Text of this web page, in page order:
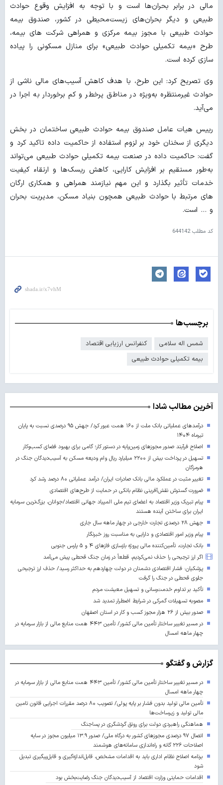
مالی در برابر بحران‌ها است و با توجه به افزایش وقوع حوادث
طبیعی و دیگر بحران‌های زیست‌محیطی در کشور، صندوق بیمه
حوادث طبیعی با مجوز بیمه مرکزی و همراهی شرکت های بیمه،
طرح «بیمه تکمیلی حوادث طبیعی» برای منازل مسکونی را پیاده
سازی کرده است.
وی تصریح کرد: این طرح، با هدف کاهش آسیب‌های مالی ناشی از
حوادث غیرمنتظره به‌ویژه در مناطق پرخطر و کم برخوردار به اجرا در
می‌آید.
رییس هیات عامل صندوق بیمه حوادث طبیعی ساختمان در بخش
دیگری از سخنان خود بر لزوم استفاده از حاکمیت داده تاکید کرد و
گفت: حاکمیت داده در صنعت بیمه تکمیلی حوادث طبیعی می‌تواند
به‌طور مستقیم بر افزایش کارایی، کاهش ریسک‌ها و ارتقاء کیفیت
خدمات تأثیر بگذارد و این مهم نیازمند همراهی و همکاری ارگان
های مرتبط با حوادث طبیعی همچون بنیاد مسکن، مدیریت بحران
و … است.
کد مطلب644142
برچسب‌ها
شمس اله سلامی
کنفرانس ارزیابی اقتصاد
بیمه تکمیلی حوادث طبیعی
آخرین مطالب شادا
درآمدهای عملیاتی بانک ملت از ۱۶۰ همت عبور کرد/ جهش ۹۵ درصدی نسبت به پایان
تیرماه ۱۴۰۴
اصلاح فرآیند صدور مجوزهای زمین‌پایه در دستور کار؛ گامی برای بهبود فضای کسب‌وکار
تسهیل در پرداخت بیش از ۲۲۰۰ میلیارد ریال وام ودیعه مسکن به آسیب‌دیدگان جنگ در
هرمزگان
تغییر مثبت در عملکرد مالی بانک صادرات ایران/ درآمد عملیاتی ۸۰ درصد رشد کرد
ضرورت گسترش نقش‌آفرینی نظام بانکی در حمایت از طرح‌های اقتصادی
پیام تبریک وزیر اقتصاد به اعضای تیم ملی المپیاد جهانی اقتصاد/جوانان، بزرگ‌ترین سرمایه
ایران برای ساختن آینده‌ هستند
جهش ۲۸ درصدی تجارت خارجی در چهار ماهه سال جاری
پیام وزیر امور اقتصادی و دارایی به مناسبت روز خبرنگار
بانک تجارت، تأمین‌کننده مالی پروژه بازسازی فازهای ۴ و ۵ پارس جنوبی
اگر ارز ترجیحی را حذف نمی‌کردیم، قطعاً در زمان جنگ قحطی پیش می‌آمد
پزشکیان: فشار اقتصادی دشمنان در دولت چهاردهم به حداکثر رسید/ حذف ارز ترجیحی
جلوی قحطی در جنگ را گرفت
تأکید بر تداوم خدمت‌رسانی و تسهیل معیشت مردم
مصوبه تسهیلات گمرکی در شرایط اضطرار تمدید شد
صدور بیش از ۲۶ هزار مجوز کسب‌ و کار در استان اصفهان
در مسیر تغییر ساختار تأمین مالی کشور/ تأمین ۴۴۳ همت منابع مالی از بازار سرمایه در
چهار ماهه امسال
گزارش و گفتگو
در مسیر تغییر ساختار تأمین مالی کشور/ تأمین ۴۴۳ همت منابع مالی از بازار سرمایه در
چهار ماهه امسال
تأمین مالی تولید بدون فشار بر پایه پولی/ تصویب ۸۰ درصد مقررات اجرایی قانون تامین
مالی تولید و زیرساخت‌ها
هماهنگی راهبردی دولت برای رونق گردشگری در پساجنگ
اتصال ۹۷ درصدی مجوزهای کشور به درگاه ملی/ صدور ۱۳.۹ میلیون مجوز در سایه
اصلاحات ۲۲۶ گانه و راه‌اندازی سامانه‌های هوشمند
برنامه اصلاح نظام اداری باید به اقدامات مشخص، قابل‌اندازه‌گیری و قابل‌پیگیری تبدیل
شود
اقدامات حمایتی وزارت اقتصاد از آسیب‌دیدگان جنگ رضایت‌بخش بود